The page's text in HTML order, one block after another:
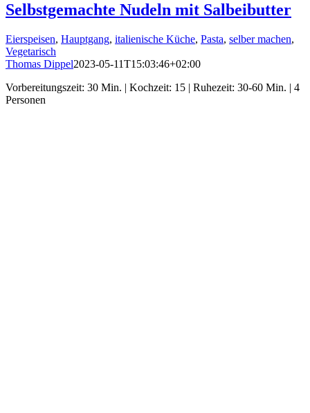
Selbstgemachte Nudeln mit Salbeibutter
Eierspeisen, Hauptgang, italienische Küche, Pasta, selber machen,
Vegetarisch
Thomas Dippel2023-05-11T15:03:46+02:00
Vorbereitungszeit: 30 Min. | Kochzeit: 15 | Ruhezeit: 30-60 Min. | 4
Personen